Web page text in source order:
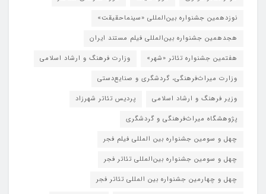
نوزدهمین جشنواره بین‌المللی «سینماحقیقت»
هجدهمین جشنواره بین‌المللی فیلم مستند ایران
هفتمین جشنواره تئاتر «شهر»
وزارت فرهنگ و ارشاد اسلامی
وزارت میراث‌فرهنگی، گردشگری و صنایع‌دستی
وزیر فرهنگ و ارشاد اسلامی
پردیس تئاتر شهرزاد
پژوهشگاه میراث‌فرهنگی و گردشگری
چهل و سومین جشنواره بین المللی فیلم فجر
چهل و سومین جشنواره بین‌المللی تئاتر فجر
چهل و چهارمین جشنواره بین المللی تئاتر فجر